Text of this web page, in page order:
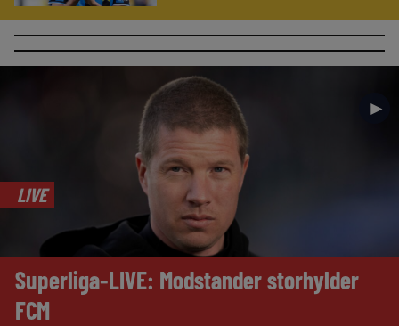
►
LIVE
Superliga-LIVE: Modstander storhylder
FCM